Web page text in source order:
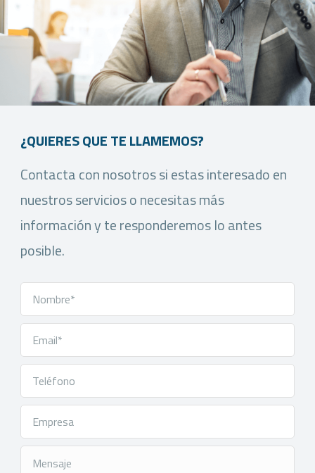
¿QUIERES QUE TE LLAMEMOS?
Contacta con nosotros si estas interesado en
nuestros servicios o necesitas más
información y te responderemos lo antes
posible.